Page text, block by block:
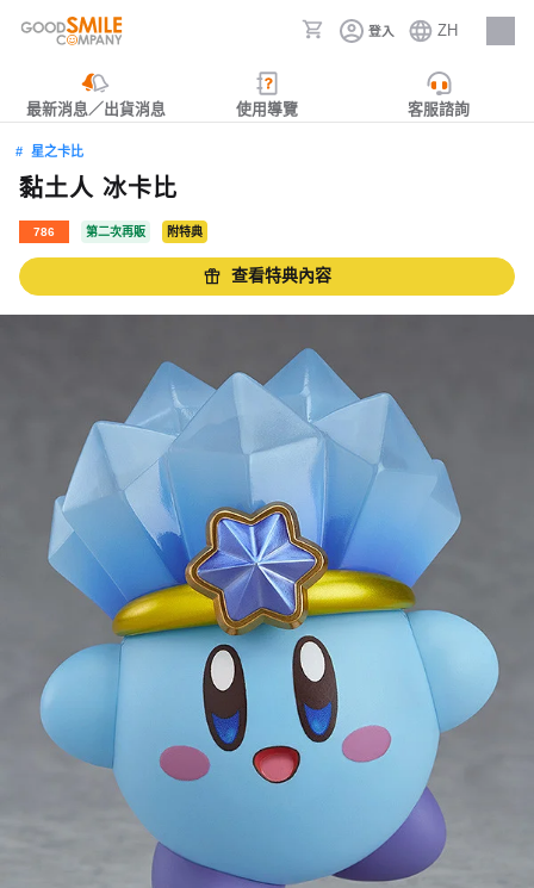
登入 ZH
人才招募
最新消息／出貨消息 使用導覽 客服諮詢
星之卡比
黏土人 冰卡比
786 第二次再販 附特典
查看特典內容